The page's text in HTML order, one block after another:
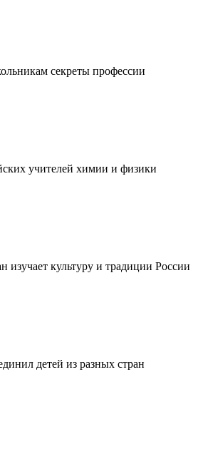
секреты профессии
учителей химии и физики
изучает культуру и традиции России
детей из разных стран